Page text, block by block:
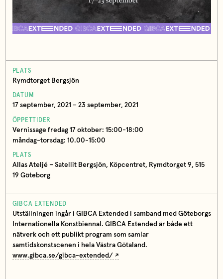
PLATS
Rymdtorget Bergsjön
DATUM
17 september, 2021 – 23 september, 2021
ÖPPETTIDER
Vernissage fredag 17 oktober: 15:00-18:00
måndag-torsdag: 10.00-15:00
PLATS
Allas Ateljé – Satellit Bergsjön, Köpcentret, Rymdtorget 9, 515
19 Göteborg
GIBCA EXTENDED
Utställningen ingår i GIBCA Extended i samband med Göteborgs
Internationella Konstbiennal. GIBCA Extended är både ett
nätverk och ett publikt program som samlar
samtidskonstscenen i hela Västra Götaland.
www.gibca.se/gibca-extended/